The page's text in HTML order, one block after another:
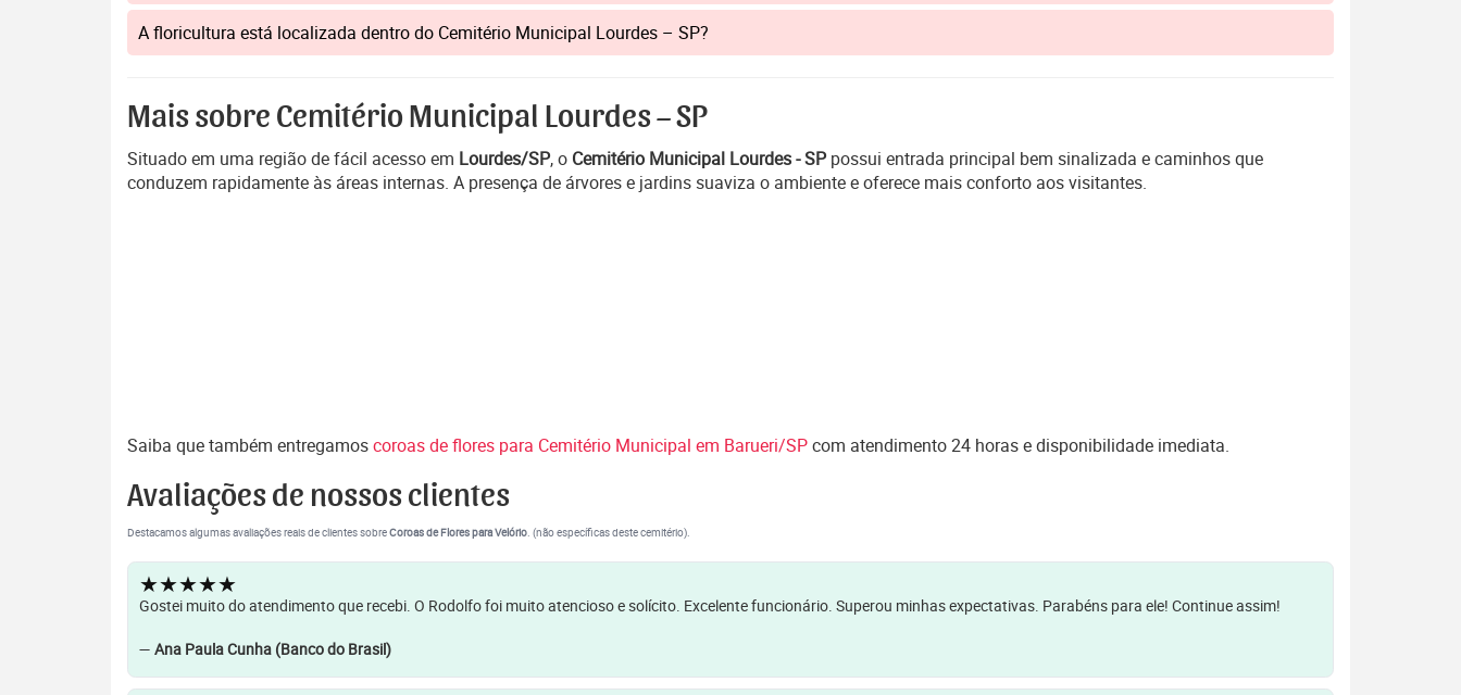
A floricultura está localizada dentro do Cemitério Municipal Lourdes – SP?
Mais sobre Cemitério Municipal Lourdes – SP
Situado em uma região de fácil acesso em Lourdes/SP, o Cemitério Municipal Lourdes - SPpossui entrada principal bem sinalizada e caminhos que
conduzem rapidamente às áreas internas. A presença de árvores e jardins suaviza o ambiente e oferece mais conforto aos visitantes.
Saiba que também entregamoscoroas de flores para Cemitério Municipal em Barueri/SPcom atendimento 24 horas e disponibilidade imediata.
Avaliações de nossos clientes
Destacamos algumas avaliações reais de clientes sobreCoroas de Flores para Velório. (não específicas deste cemitério).
★★★★★
Gostei muito do atendimento que recebi. O Rodolfo foi muito atencioso e solícito. Excelente funcionário. Superou minhas expectativas. Parabéns para ele! Continue assim!
— Ana Paula Cunha (Banco do Brasil)